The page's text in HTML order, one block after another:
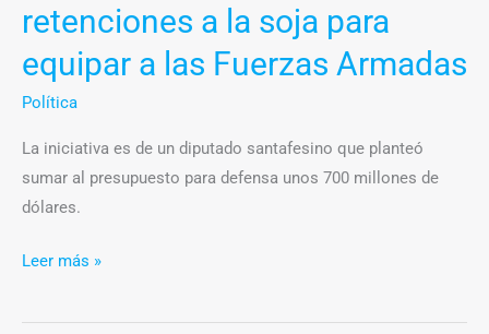
retenciones a la soja para
equipar a las Fuerzas Armadas
Política
La iniciativa es de un diputado santafesino que planteó
sumar al presupuesto para defensa unos 700 millones de
dólares.
a
Fuerzas
Armadas
Leer más »